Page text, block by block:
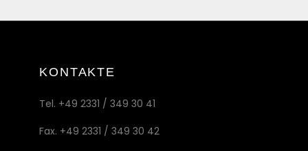
KONTAKTE
Tel. +49 2331 / 349 30 41
Fax. +49 2331 / 349 30 42